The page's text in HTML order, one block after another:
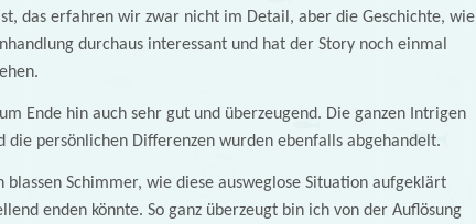
das erfahren wir zwar nicht im Detail, aber die Geschichte, wie
durchaus interessant und hat der Story noch einmal
Ende hin auch sehr gut und überzeugend. Die ganzen Intrigen
die persönlichen Differenzen wurden ebenfalls abgehandelt.
Schimmer, wie diese ausweglose Situation aufgeklärt
enden könnte. So ganz überzeugt bin ich von der Auflösung